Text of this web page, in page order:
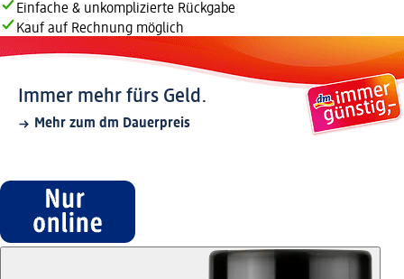
Einfache & unkomplizierte Rückgabe
Kauf auf Rechnung möglich
Immer mehr fürs Geld.
Mehr zum dm Dauerpreis